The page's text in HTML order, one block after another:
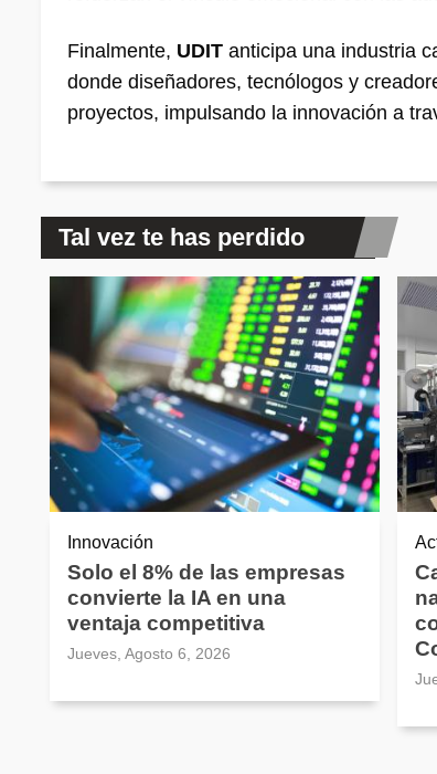
Finalmente, UDIT anticipa una industria
donde diseñadores, tecnólogos y
proyectos, impulsando la innovación a
Tal vez te has perdido
Innovación
Solo el 8% de las empresas
convierte la IA en una
ventaja competitiva
Jueves, Agosto 6, 2026